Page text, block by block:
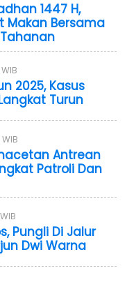
1447 H,
Makan Bersama
2025, Kasus
Turun
Antrean
Patroli Dan
Pungli Di Jalur
Dwi Warna